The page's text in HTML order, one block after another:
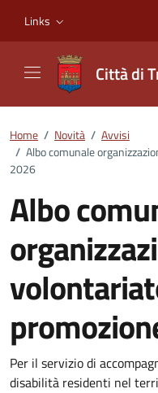
Links
Città di
Home / Novità / Avvisi
/ Albo comunale
2026
Albo
Dettagli
Per il servizio di
disabilità residenti nel